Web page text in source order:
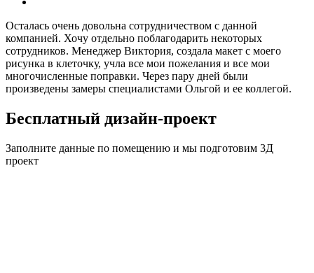
Осталась очень довольна сотрудничеством с данной
компанией. Хочу отдельно поблагодарить некоторых
сотрудников. Менеджер Виктория, создала макет с моего
рисунка в клеточку, учла все мои пожелания и все мои
многочисленные поправки. Через пару дней были
произведены замеры специалистами Ольгой и ее коллегой.
Бесплатный дизайн-проект
Заполните данные по помещению и мы подготовим 3Д
проект